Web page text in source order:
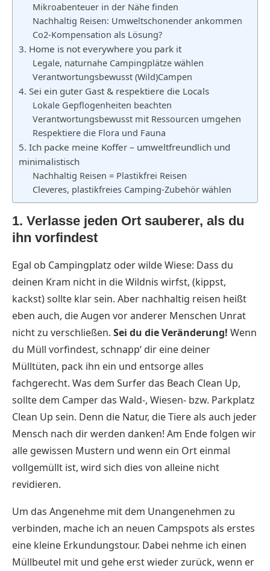
Mikroabenteuer in der Nähe finden
Nachhaltig Reisen: Umweltschonender ankommen
Co2-Kompensation als Lösung?
3. Home is not everywhere you park it
Legale, naturnahe Campingplätze wählen
Verantwortungsbewusst (Wild)Campen
4. Sei ein guter Gast & respektiere die Locals
Lokale Gepflogenheiten beachten
Verantwortungsbewusst mit Ressourcen umgehen
Respektiere die Flora und Fauna
5. Ich packe meine Koffer – umweltfreundlich und
minimalistisch
Nachhaltig Reisen = Plastikfrei Reisen
Cleveres, plastikfreies Camping-Zubehör wählen
1. Verlasse jeden Ort sauberer, als du
ihn vorfindest
Egal ob Campingplatz oder wilde Wiese: Dass du
deinen Kram nicht in die Wildnis wirfst, (kippst,
kackst) sollte klar sein. Aber nachhaltig reisen heißt
eben auch, die Augen vor anderer Menschen Unrat
nicht zu verschließen. Sei du die Veränderung! Wenn
du Müll vorfindest, schnapp‘ dir eine deiner
Mülltüten, pack ihn ein und entsorge alles
fachgerecht. Was dem Surfer das Beach Clean Up,
sollte dem Camper das Wald-, Wiesen- bzw. Parkplatz
Clean Up sein. Denn die Natur, die Tiere als auch jeder
Mensch nach dir werden danken! Am Ende folgen wir
alle gewissen Mustern und wenn ein Ort einmal
vollgemüllt ist, wird sich dies von alleine nicht
revidieren.
Um das Angenehme mit dem Unangenehmen zu
verbinden, mache ich an neuen Campspots als erstes
eine kleine Erkundungstour. Dabei nehme ich einen
Müllbeutel mit und gehe erst wieder zurück, wenn er